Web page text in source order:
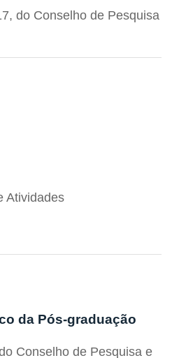
do Conselho de Pesquisa
Atividades
da Pós-graduação
Conselho de Pesquisa e